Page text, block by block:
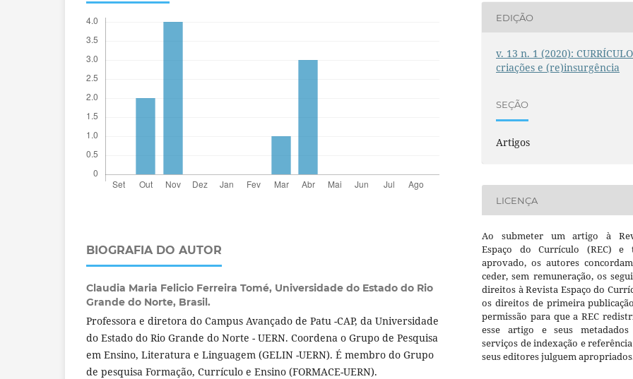
BIOGRAFIA DO AUTOR
Claudia Maria Felicio Ferreira Tomé, Universidade do Estado do Rio
Grande do Norte, Brasil.
Professora e diretora do Campus Avançado de Patu -CAP, da Universidade
do Estado do Rio Grande do Norte - UERN. Coordena o Grupo de Pesquisa
em Ensino, Literatura e Linguagem (GELIN -UERN). É membro do Grupo
de pesquisa Formação, Currículo e Ensino (FORMACE-UERN).
EDIÇÃO
v. 13 n. 1 (2020):
criações e (re)insurgência
SEÇÃO
Artigos
LICENÇA
Ao submeter um artigo à
Espaço do Currículo (REC) e
aprovado, os autores
ceder, sem remuneração, os
direitos à Revista Espaço do
os direitos de primeira
permissão para que a REC
esse artigo e seus metadados
serviços de indexação e
seus editores julguem